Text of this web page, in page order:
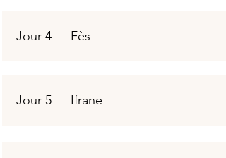
Jour 4 Fès
Jour 5 Ifrane